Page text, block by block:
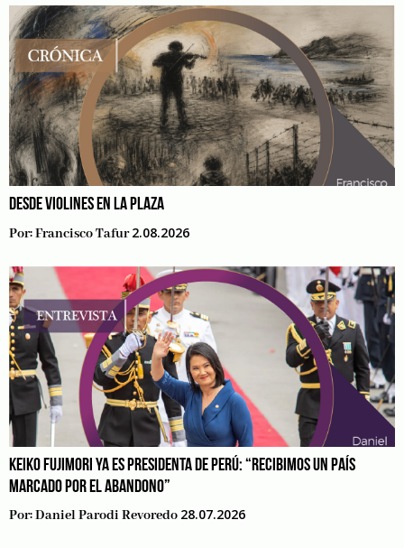
DESDE VIOLINES EN LA PLAZA
Por:Francisco Tafur 2.08.2026
KEIKO FUJIMORI YA ES PRESIDENTA DE PERÚ: “RECIBIMOS UN PAÍS
MARCADO POR EL ABANDONO”
Por:Daniel Parodi Revoredo 28.07.2026